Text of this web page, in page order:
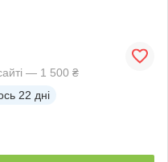
— 1 500 ₴
22 дні